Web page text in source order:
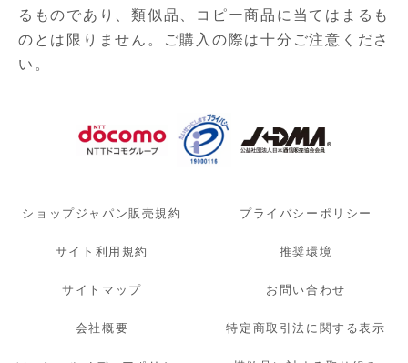
るものであり、類似品、コピー商品に当てはまるも
のとは限りません。ご購入の際は十分ご注意くださ
い。
ショップジャパン販売規約 プライバシーポリシー
サイト利用規約 推奨環境
サイトマップ お問い合わせ
会社概要 特定商取引法に関する表示